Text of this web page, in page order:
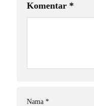
Komentar *
Nama *